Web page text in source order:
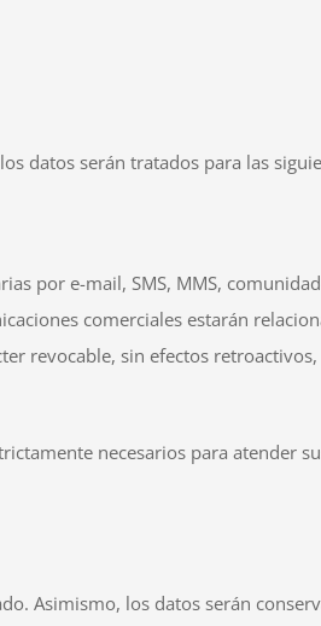
datos serán tratados para las
por e-mail, SMS, MMS,
comerciales estarán
revocable, sin efectos
necesarios para atender
Asimismo, los datos serán